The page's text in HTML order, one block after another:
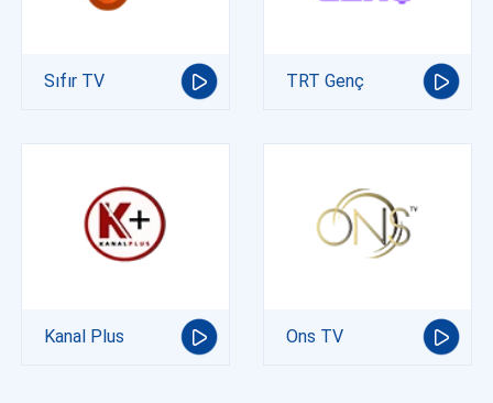
Sıfır TV TRT Genç
Kanal Plus Ons TV